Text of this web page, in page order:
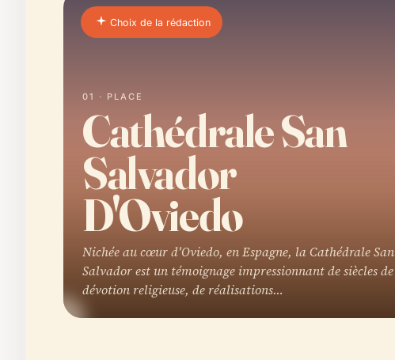
Choix de la rédaction
01 · PLACE
Cathédrale San
Salvador
D'Oviedo
Nichée au cœur d'Oviedo, en Espagne, la Cathédrale San
Salvador est un témoignage impressionnant de siècles de
dévotion religieuse, de réalisations…